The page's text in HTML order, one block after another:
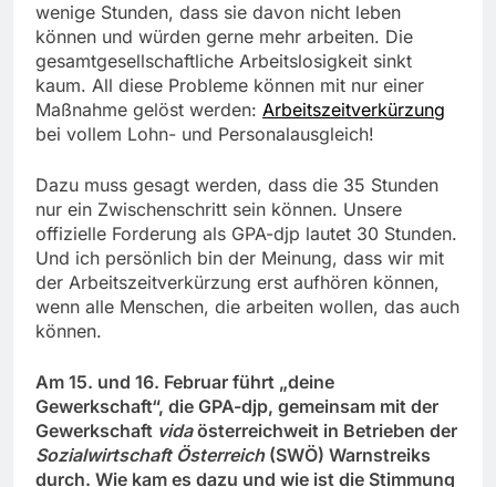
wenige Stunden, dass sie davon nicht leben
können und würden gerne mehr arbeiten. Die
gesamtgesellschaftliche Arbeitslosigkeit sinkt
kaum. All diese Probleme können mit nur einer
Maßnahme gelöst werden: Arbeitszeitverkürzung
bei vollem Lohn- und Personalausgleich!
Dazu muss gesagt werden, dass die 35 Stunden
nur ein Zwischenschritt sein können. Unsere
offizielle Forderung als GPA-djp lautet 30 Stunden.
Und ich persönlich bin der Meinung, dass wir mit
der Arbeitszeitverkürzung erst aufhören können,
wenn alle Menschen, die arbeiten wollen, das auch
können.
Am 15. und 16. Februar führt „deine
Gewerkschaft“, die GPA-djp, gemeinsam mit der
Gewerkschaft vidaösterreichweit in Betrieben der
Sozialwirtschaft Österreich(SWÖ) Warnstreiks
durch. Wie kam es dazu und wie ist die Stimmung